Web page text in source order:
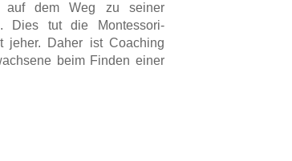
auf dem Weg zu seiner
Dies tut die Montessori-
jeher. Daher ist Coaching
beim Finden einer